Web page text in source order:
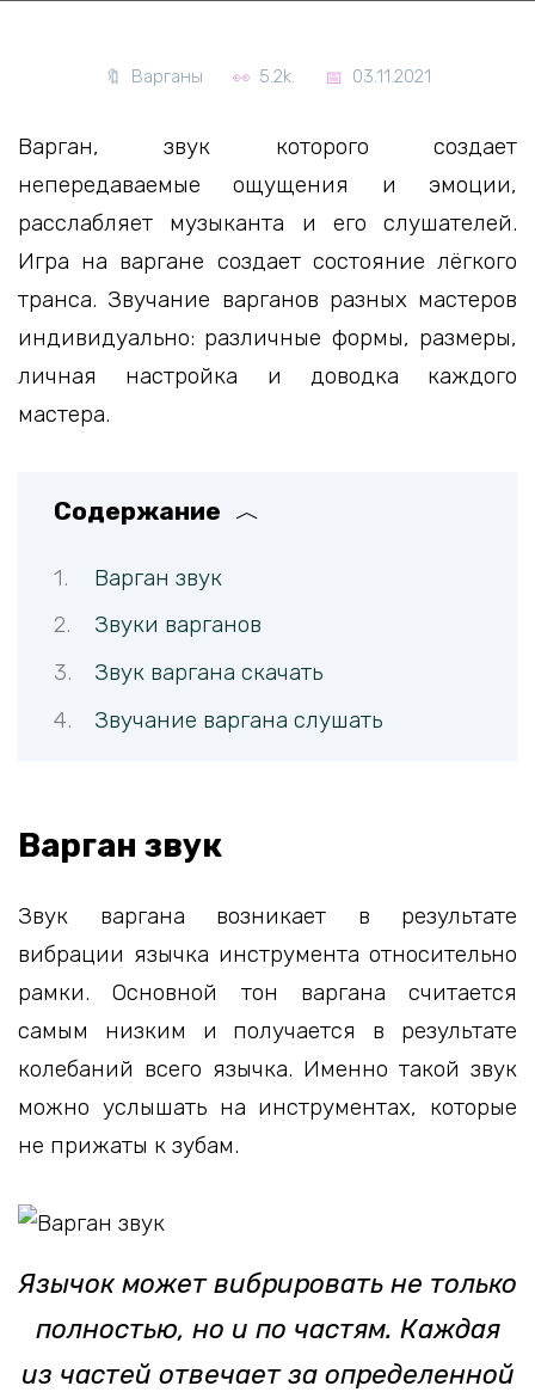
Варганы 5.2k. 03.11.2021
Варган, звук которого создает
непередаваемые ощущения и эмоции,
расслабляет музыканта и его слушателей.
Игра на варгане создает состояние лёгкого
транса. Звучание варганов разных мастеров
индивидуально: различные формы, размеры,
личная настройка и доводка каждого
мастера.
Содержание
Варган звук
Звуки варганов
Звук варгана скачать
Звучание варгана слушать
Варган звук
Звук варгана возникает в результате
вибрации язычка инструмента относительно
рамки. Основной тон варгана считается
самым низким и получается в результате
колебаний всего язычка. Именно такой звук
можно услышать на инструментах, которые
не прижаты к зубам.
Язычок может вибрировать не только
полностью, но и по частям. Каждая
из частей отвечает за определенной